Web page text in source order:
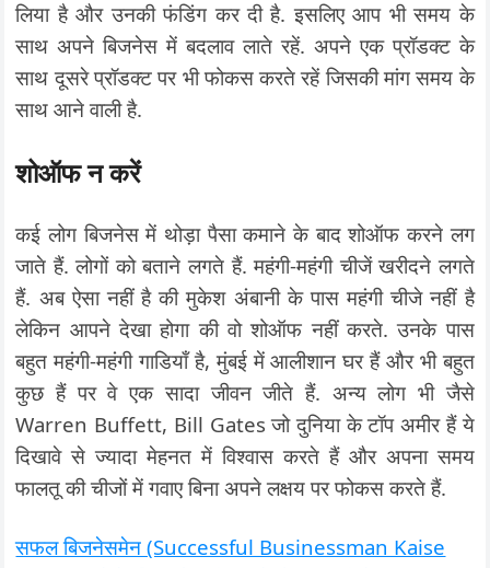
लिया है और उनकी फंडिंग कर दी है. इसलिए आप भी समय के
साथ अपने बिजनेस में बदलाव लाते रहें. अपने एक प्रॉडक्ट के
साथ दूसरे प्रॉडक्ट पर भी फोकस करते रहें जिसकी मांग समय के
साथ आने वाली है.
शोऑफ न करें
कई लोग बिजनेस में थोड़ा पैसा कमाने के बाद शोऑफ करने लग
जाते हैं. लोगों को बताने लगते हैं. महंगी-महंगी चीजें खरीदने लगते
हैं. अब ऐसा नहीं है की मुकेश अंबानी के पास महंगी चीजे नहीं है
लेकिन आपने देखा होगा की वो शोऑफ नहीं करते. उनके पास
बहुत महंगी-महंगी गाडियाँ है, मुंबई में आलीशान घर हैं और भी बहुत
कुछ हैं पर वे एक सादा जीवन जीते हैं. अन्य लोग भी जैसे
Warren Buffett, Bill Gates जो दुनिया के टॉप अमीर हैं ये
दिखावे से ज्यादा मेहनत में विश्वास करते हैं और अपना समय
फालतू की चीजों में गवाए बिना अपने लक्षय पर फोकस करते हैं.
सफल बिजनेसमेन (Successful Businessman Kaise